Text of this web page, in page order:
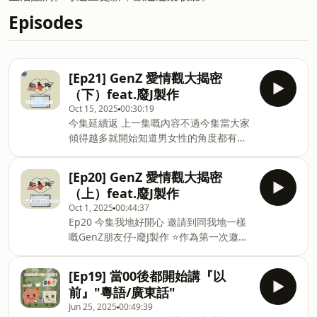
Episodes
[Ep21] GenZ 愛情觀大揭密
（下）feat.廢J製作
Oct 15, 2025 00:30:19
今集延續返 上一集嘅內容不過今集當大家
傾得越多就開始知道男女性的角度都有唔
底係點？唔試車係咪真係會影響一生呢？
🏎️豆腐同蝦滑會唔會越做越脫節㗎--------
-----------------------------------------
BlaBlaBla 咁多嗲！🔊2️⃣個00後移居蘇格
蘭嘅香港女仔用廣東話記錄我地嘅日常🎐
透過聲音分享我地滿滿嘅分享欲✨有咩問
題/想聽我哋傾啲咩話題 歡迎係下面留言
話比我哋知🫶🏻歡迎follow同收聽我地嘅
podcast🖤💬Instagram/Threads :
talk2much0.0💬YouTube：咁多嗲
[Ep20] GenZ 愛情觀大揭密
（上）feat.廢J製作
Oct 1, 2025 00:44:37
Ep20 今集我地好開心 邀請到同我地一樣
嘅GenZ朋友仔-廢J製作 ⭐️作為第一次邀請
㊙️大家一齊討論一下關於“ GenZ的愛情觀
”到底係咪好似豆腐和蝦滑睇新聞咁猖狂
呢？同樣係GenZ嘅[廢J製作]嘅成員們又
點看待依家嘅“速食文化”同“試車”呢？🏎
[Ep19] 當00後都開始講『以
前』"粵語/廣東話"
Jun 25, 2025 00:49:39